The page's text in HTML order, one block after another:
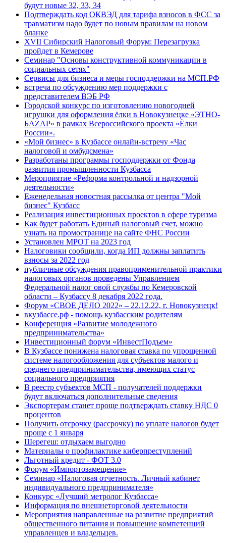
будут новые 32, 33, 34
Подтверждать код ОКВЭД для тарифа взносов в ФСС за
травматизм надо будет по новым правилам на новом
бланке
XVII Сибирский Налоговый Форум: Перезагрузка
пройдет в Кемерове
Семинар "Основы конструктивной коммуникации в
социальных сетях"
Сервисы для бизнеса и меры господдержки на МСП.РФ
встреча по обсуждению мер поддержки с
представителем ВЭБ РФ
Городской конкурс по изготовлению новогодней
игрушки для оформления ёлки в Новокузнецке «ЭТНО-
БАZАР» в рамках Всероссийского проекта «Ёлки
России».
«Мой бизнес» в Кузбассе онлайн-встречу «Час
налоговой и омбудсмена»
Разработаны программы господдержки от Фонда
развития промышленности Кузбасса
Мероприятие «Реформа контрольной и надзорной
деятельности»
Еженедельная новостная рассылка от центра "Мой
бизнес" Кузбасс
Реализация инвестиционных проектов в сфере туризма
Как будет работать Единый налоговый счет, можно
узнать на промостранице на сайте ФНС России
Установлен МРОТ на 2023 год
Налоговики сообщили, когда ИП должны заплатить
взносы за 2022 год
публичные обсуждения правоприменительной практики
налоговых органов проведены Управлением
Федеральной налог овой службы по Кемеровской
области – Кузбассу 8 декабря 2022 года.
Форум «СВОЕ ДЕЛО 2022» – 22.12.22, г. Новокузнецк!
вкузбассе.рф - помощь кузбасским родителям
Конференция «Развитие молодежного
предпринимательства»
Инвестиционный форум «ИнвестПодъем»
В Кузбассе понижена налоговая ставка по упрощенной
системе налогообложения для субъектов малого и
среднего предпринимательства, имеющих статус
социального предприятия
В реестр субъектов МСП - получателей поддержки
будут включаться дополнительные сведения
Экспортерам станет проще подтверждать ставку НДС 0
процентов
Получить отсрочку (рассрочку) по уплате налогов будет
проще с 1 января
Шерегеш: отдыхаем выгодно
Материалы о профилактике киберпреступлений
Льготный кредит - ФОТ 3.0
Форум «Импортозамещение»
Семинар «Налоговая отчетность. Личный кабинет
индивидуального предпринимателя»
Конкурс «Лучший метролог Кузбасса»
Информация по внешнеторговой деятельности
Мероприятия направленные на развитие предприятий
общественного питания и повышение компетенций
управленцев и владельцев.